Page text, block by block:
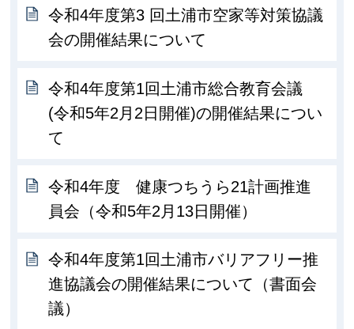
令和4年度第3 回土浦市空家等対策協議
会の開催結果について
令和4年度第1回土浦市総合教育会議
(令和5年2月2日開催)の開催結果につい
て
令和4年度 健康つちうら21計画推進
員会（令和5年2月13日開催）
令和4年度第1回土浦市バリアフリー推
進協議会の開催結果について（書面会
議）